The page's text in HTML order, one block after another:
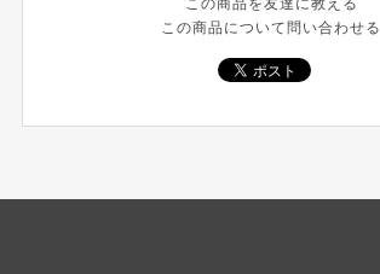
この商品を友達に教える
この商品について問い合わせる